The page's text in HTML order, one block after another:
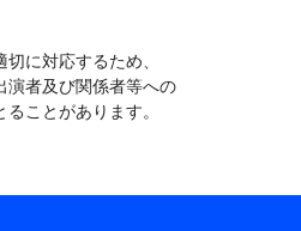
に対応するため、
演者及び関係者等への
ことがあります。